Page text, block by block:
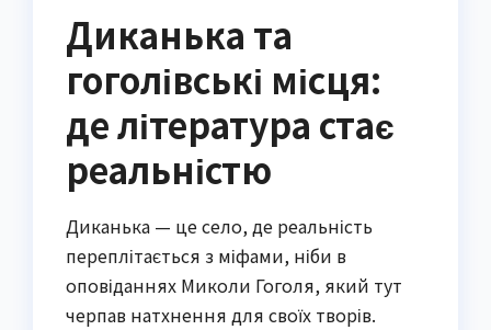
Диканька та
гоголівські місця:
де література стає
реальністю
Диканька — це село, де реальність
переплітається з міфами, ніби в
оповіданнях Миколи Гоголя, який тут
черпав натхнення для своїх творів.